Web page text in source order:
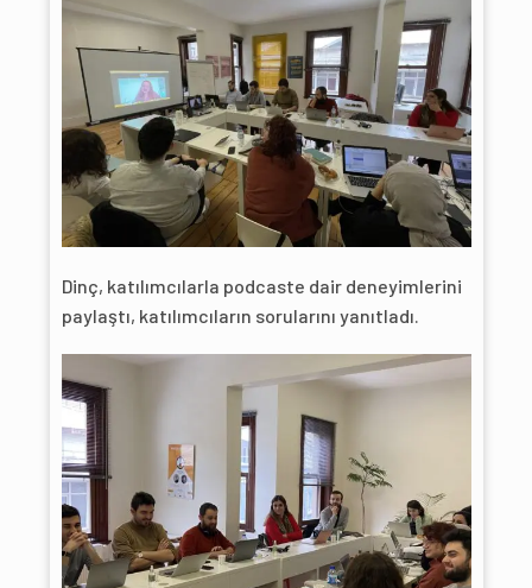
Dinç, katılımcılarla podcaste dair deneyimlerini
paylaştı, katılımcıların sorularını yanıtladı.